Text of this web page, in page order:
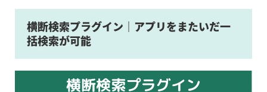
横断検索プラグイン｜アプリをまたいだ一
括検索が可能